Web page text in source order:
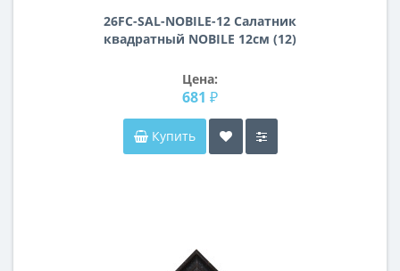
26FC-SAL-NOBILE-12 Салатник
квадратный NOBILE 12см (12)
Цена:
681 ₽
Купить